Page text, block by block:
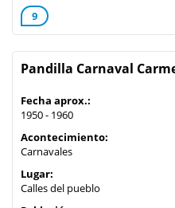
9
Pandilla Carnaval
Fecha aprox.:
1950 - 1960
Acontecimiento:
Carnavales
Lugar:
Calles del pueblo